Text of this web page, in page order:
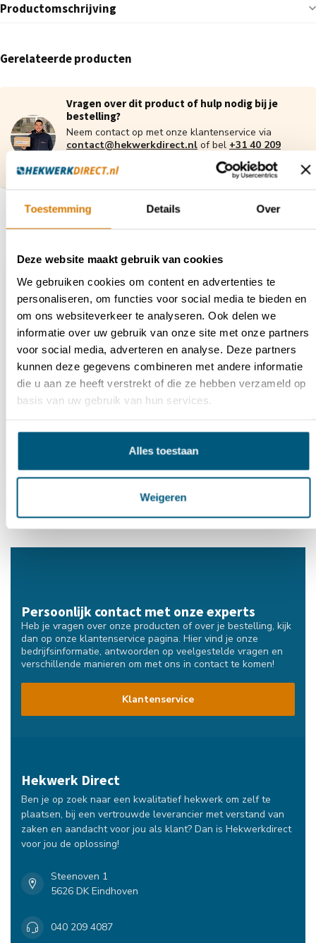
Toestemming Details Over
Deze website maakt gebruik van cookies
We gebruiken cookies om content en advertenties te
personaliseren, om functies voor social media te bieden en
om ons websiteverkeer te analyseren. Ook delen we
informatie over uw gebruik van onze site met onze partners
voor social media, adverteren en analyse. Deze partners
kunnen deze gegevens combineren met andere informatie
die u aan ze heeft verstrekt of die ze hebben verzameld op
basis van uw gebruik van hun services.
Alles toestaan
Weigeren
Productomschrijving
Gerelateerde producten
Vragen over dit product of hulp nodig bij je
bestelling?
Neem contact op met onze klantenservice via
contact@hekwerkdirect.nl of bel +31 40 209
Wij zijn bereikbaar tussen 08:00 tot 16:00u.
Recent bekeken
Opschuifprop Nylon
Persoonlijk contact met onze experts
Heb je vragen over onze producten of over je bestelling, kijk
dan op onze klantenservice pagina. Hier vind je onze
bedrijfsinformatie, antwoorden op veelgestelde vragen en
verschillende manieren om met ons in contact te komen!
Klantenservice
Hekwerk Direct
Ben je op zoek naar een kwalitatief hekwerk om zelf te
plaatsen, bij een vertrouwde leverancier met verstand van
zaken en aandacht voor jou als klant? Dan is Hekwerkdirect
voor jou de oplossing!
Steenoven 1
5626 DK Eindhoven
040 209 4087